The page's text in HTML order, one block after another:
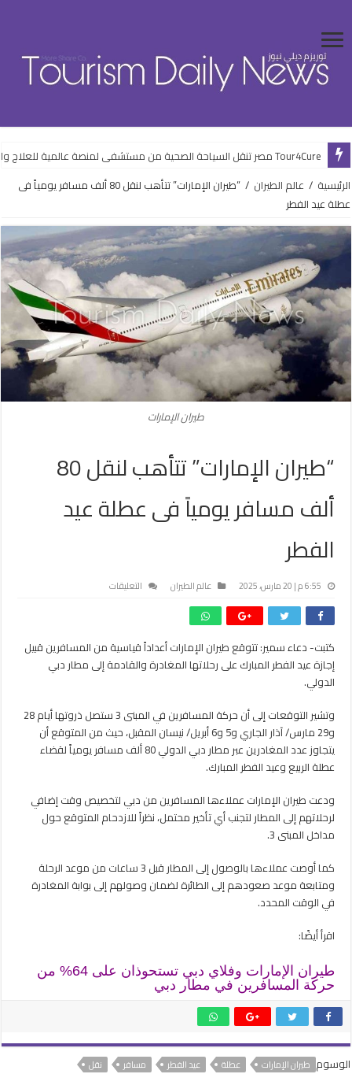
Tour4Cure مصر تنقل السياحة الصحية من مستشفى لمنصة عالمية للعلاج والضيافة
الرئيسية / عالم الطيران /
“طيران الإمارات” تتأهب لنقل 80 ألف مسافر يومياً فى
عطلة عيد الفطر
طيران الإمارات
“طيران الإمارات” تتأهب لنقل 80
ألف مسافر يومياً فى عطلة عيد
الفطر
6:55 م | 20 مارس، 2025 عالم الطيران التعليقات
لنقل
80
يومياً
عطلة
عيد
كتبت- دعاء سمير: تتوقع طيران الإمارات أعداداً قياسية من المسافرين قبيل
إجازة عيد الفطر المبارك على رحلاتها المغادرة والقادمة إلى مطار دبي
الدولي.
وتشير التوقعات إلى أن حركة المسافرين في المبنى 3 ستصل ذروتها أيام 28
و29 مارس/ آذار الجاري و5 و6 أبريل/ نيسان المقبل، حيث من المتوقع أن
يتجاوز عدد المغادرين عبر مطار دبي الدولي 80 ألف مسافر يومياً لقضاء
عطلة الربيع وعيد الفطر المبارك.
ودعت طيران الإمارات عملاءها المسافرين من دبي لتخصيص وقت إضافي
لرحلاتهم إلى المطار لتجنب أي تأخير محتمل، نظراً للازدحام المتوقع حول
مداخل المبنى 3.
كما أوصت عملاءها بالوصول إلى المطار قبل 3 ساعات من موعد الرحلة
ومتابعة موعد صعودهم إلى الطائرة لضمان وصولهم إلى بوابة المغادرة
في الوقت المحدد.
اقرأ أيضًا:
طيران الإمارات وفلاي دبي تستحوذان على 64% من
حركة المسافرين في مطار دبي
الوسوم طيران الإمارات عطلة عيد الفطر مسافر نقل